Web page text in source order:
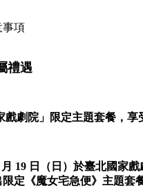
項
禮遇
劇院」限定主題套餐，享
19 日（日）於臺北國家
定《魔女宅急便》主題